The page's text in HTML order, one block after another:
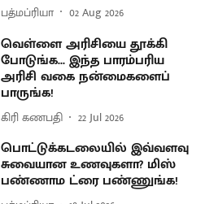
பத்மப்ரியா 02 Aug 2026
வெள்ளை அரிசியை தூக்கி
போடுங்க... இந்த பாரம்பரிய
அரிசி வகை நன்மைகளைப்
பாருங்க!
கிரி கணபதி 22 Jul 2026
பொட்டுக்கடலையில் இவ்வளவு
சுவையான உணவுகளா? மிஸ்
பண்ணாம ட்ரை பண்ணுங்க!